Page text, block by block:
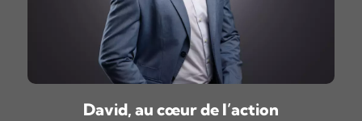
David, au cœur de l’action